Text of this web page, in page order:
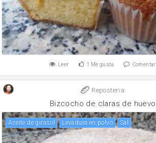
Leer 1 Me gusta Comentar
Reposteria
Bizcocho de claras de huevo
aceite de girasol levadura en polvo sal